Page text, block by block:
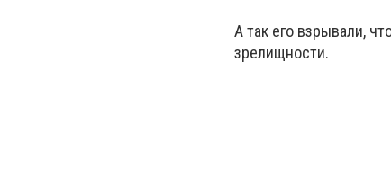
А так его взрывали,
зрелищности.